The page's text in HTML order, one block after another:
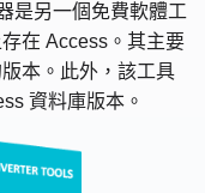
是另一個免費軟體工
在 Access。其主要
本。此外，該工具
資料庫版本。